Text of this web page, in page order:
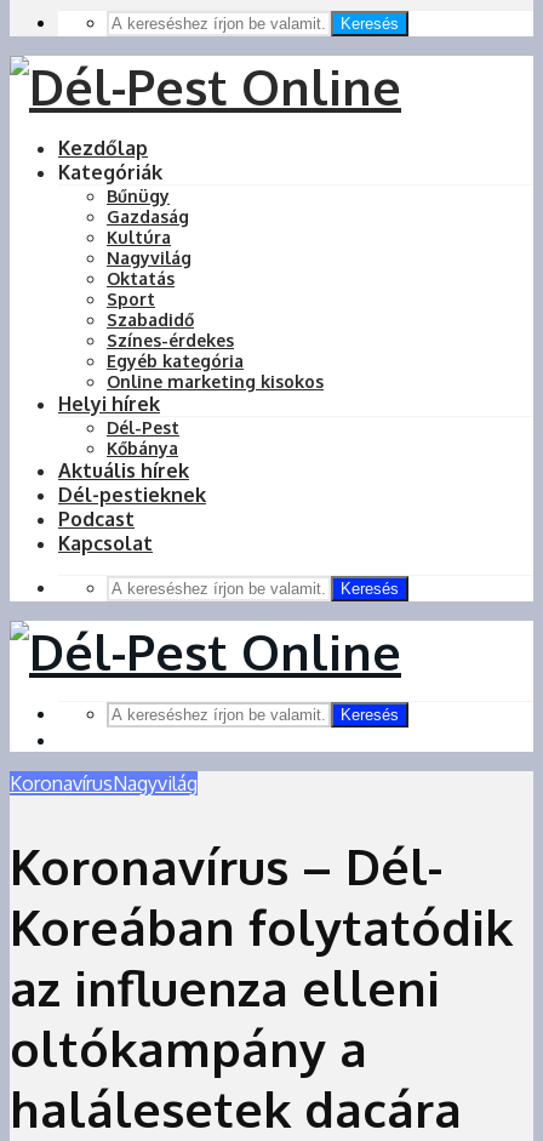
Keresés
Kezdőlap
Kategóriák
Bűnügy
Gazdaság
Kultúra
Nagyvilág
Oktatás
Sport
Szabadidő
Színes-érdekes
Egyéb kategória
Online marketing kisokos
Helyi hírek
Dél-Pest
Kőbánya
Aktuális hírek
Dél-pestieknek
Podcast
Kapcsolat
Keresés
Keresés
KoronavírusNagyvilág
Koronavírus – Dél-
Koreában folytatódik
az influenza elleni
oltókampány a
halálesetek dacára